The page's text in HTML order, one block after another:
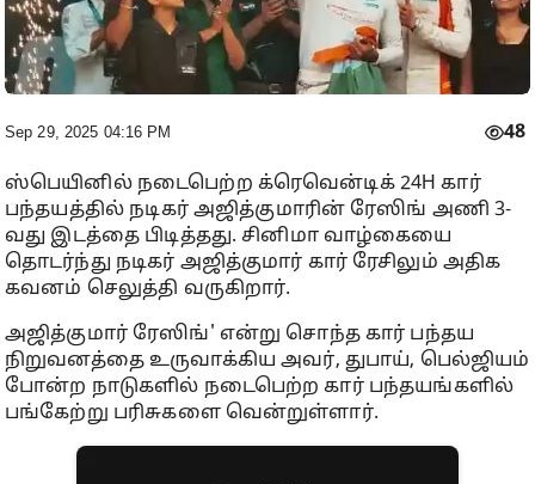
Sep 29, 2025 04:16 PM 48
ஸ்பெயினில் நடைபெற்ற க்ரெவென்டிக் 24H கார்
பந்தயத்தில் நடிகர் அஜித்குமாரின் ரேஸிங் அணி 3-
வது இடத்தை பிடித்தது. சினிமா வாழ்கையை
தொடர்ந்து நடிகர் அஜித்குமார் கார் ரேசிலும் அதிக
கவனம் செலுத்தி வருகிறார்.
அஜித்குமார் ரேஸிங்' என்று சொந்த கார் பந்தய
நிறுவனத்தை உருவாக்கிய அவர், துபாய், பெல்ஜியம்
போன்ற நாடுகளில் நடைபெற்ற கார் பந்தயங்களில்
பங்கேற்று பரிசுகளை வென்றுள்ளார்.